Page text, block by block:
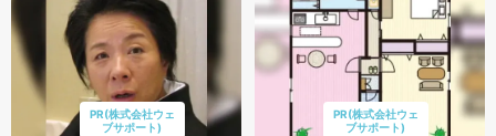
PR(株式会社ウェ
ブサポート)
PR(株式会社ウェ
ブサポート)